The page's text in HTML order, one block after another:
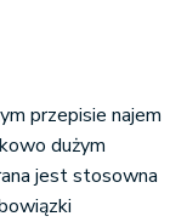
przepisie najem
dużym
jest stosowna